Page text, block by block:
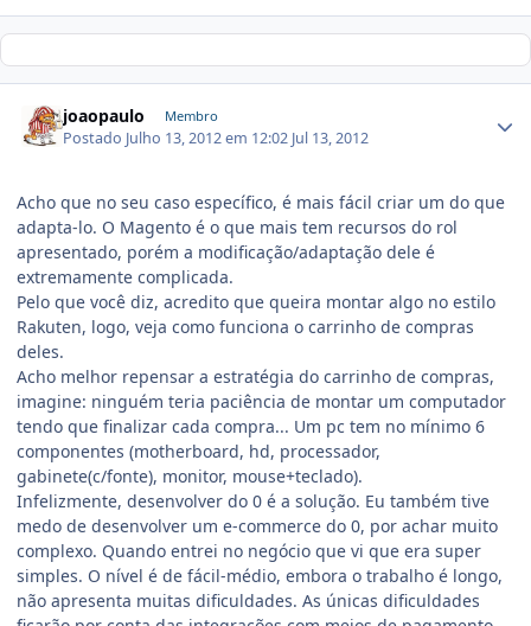
joaopaulo Membro
Postado Julho 13, 2012 em 12:02 Jul 13, 2012
Acho que no seu caso específico, é mais fácil criar um do que
adapta-lo. O Magento é o que mais tem recursos do rol
apresentado, porém a modificação/adaptação dele é
extremamente complicada.
Pelo que você diz, acredito que queira montar algo no estilo
Rakuten, logo, veja como funciona o carrinho de compras
deles.
Acho melhor repensar a estratégia do carrinho de compras,
imagine: ninguém teria paciência de montar um computador
tendo que finalizar cada compra... Um pc tem no mínimo 6
componentes (motherboard, hd, processador,
gabinete(c/fonte), monitor, mouse+teclado).
Infelizmente, desenvolver do 0 é a solução. Eu também tive
medo de desenvolver um e-commerce do 0, por achar muito
complexo. Quando entrei no negócio que vi que era super
simples. O nível é de fácil-médio, embora o trabalho é longo,
não apresenta muitas dificuldades. As únicas dificuldades